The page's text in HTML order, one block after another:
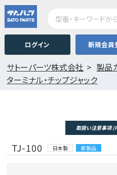
ログイン 新規会員
サトーパーツ株式会社
製品
ターミナル・チップジャック
取扱い注意事項
TJ-100 日本製 新製品